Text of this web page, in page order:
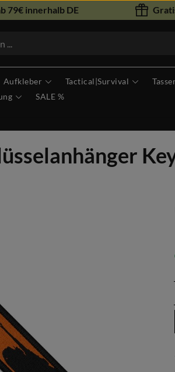
79€ innerhalb DE
Aufkleber Tactical|Survival
SALE %